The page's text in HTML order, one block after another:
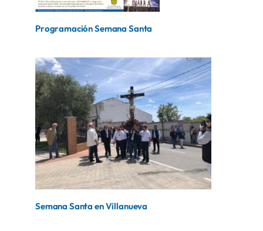
Programación Semana Santa
Semana Santa en Villanueva